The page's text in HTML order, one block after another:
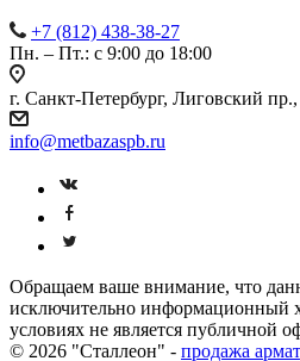
+7 (812) 438-38-27
Пн. – Пт.: с 9:00 до 18:00
г. Санкт-Петербург, Лиговский
info@metbazaspb.ru
Обращаем ваше внимание, что
исключительно информационный
условиях не является публичной
© 2026 "Сталлеон" - продажа